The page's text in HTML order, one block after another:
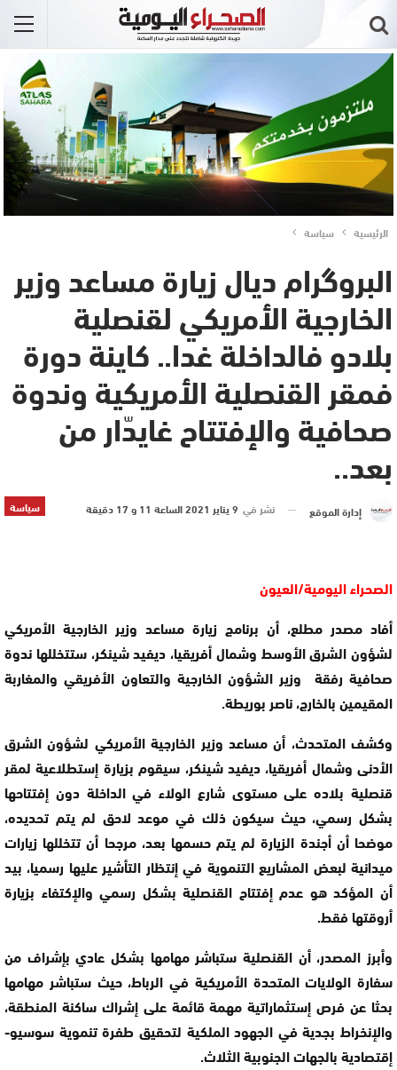
الرئيسية سياسة
البروگرام ديال زيارة مساعد وزير
الخارجية الأمريكي لقنصلية
بلادو فالداخلة غدا.. كاينة دورة
فمقر القنصلية الأمريكية وندوة
صحافية والإفتتاح غايدّار من
بعد..
سياسة إدارة الموقع نشر في 9 يناير 2021 الساعة 11 و 17 دقيقة
الصحراء اليومية/العيون
أفاد مصدر مطلع، أن برنامج زيارة مساعد وزير الخارجية الأمريكي
لشؤون الشرق الأوسط وشمال أفريقيا، ديفيد شينكر، ستتخللها ندوة
صحافية رفقة وزير الشؤون الخارجية والتعاون الأفريقي والمغاربة
المقيمين بالخارج، ناصر بوريطة.
وكشف المتحدث، أن مساعد وزير الخارجية الأمريكي لشؤون الشرق
الأدنى وشمال أفريقيا، ديفيد شينكر، سيقوم بزيارة إستطلاعية لمقر
قنصلية بلاده على مستوى شارع الولاء في الداخلة دون إفتتاحها
بشكل رسمي، حيث سيكون ذلك في موعد لاحق لم يتم تحديده،
موضحا أن أجندة الزيارة لم يتم حسمها بعد، مرجحا أن تتخللها زيارات
ميدانية لبعض المشاريع التنموية في إنتظار التأشير عليها رسميا، بيد
أن المؤكد هو عدم إفتتاح القنصلية بشكل رسمي والإكتفاء بزيارة
أروقتها فقط.
وأبرز المصدر، أن القنصلية ستباشر مهامها بشكل عادي بإشراف من
سفارة الولايات المتحدة الأمريكية في الرباط، حيث ستباشر مهامها
بحثا عن فرص إستثماراتية مهمة قائمة على إشراك ساكنة المنطقة،
والإنخراط بجدية في الجهود الملكية لتحقيق طفرة تنموية سوسيو-
إقتصادية بالجهات الجنوبية الثلاث.